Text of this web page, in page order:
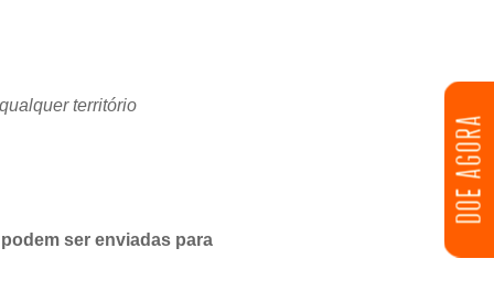
DOE AGORA
qualquer território
ser enviadas para